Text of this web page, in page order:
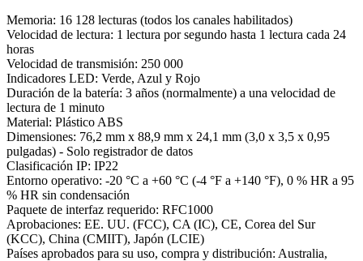
Memoria: 16 128 lecturas (todos los canales habilitados)
Velocidad de lectura: 1 lectura por segundo hasta 1 lectura cada 24
horas
Velocidad de transmisión: 250 000
Indicadores LED: Verde, Azul y Rojo
Duración de la batería: 3 años (normalmente) a una velocidad de
lectura de 1 minuto
Material: Plástico ABS
Dimensiones: 76,2 mm x 88,9 mm x 24,1 mm (3,0 x 3,5 x 0,95
pulgadas) - Solo registrador de datos
Clasificación IP: IP22
Entorno operativo: -20 °C a +60 °C (-4 °F a +140 °F), 0 % HR a 95
% HR sin condensación
Paquete de interfaz requerido: RFC1000
Aprobaciones: EE. UU. (FCC), CA (IC), CE, Corea del Sur
(KCC), China (CMIIT), Japón (LCIE)
Países aprobados para su uso, compra y distribución: Australia,